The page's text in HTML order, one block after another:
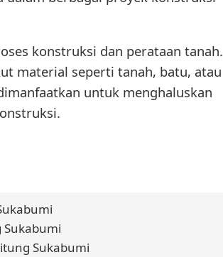
konstruksi dan perataan tanah.
material seperti tanah, batu, atau
untuk menghaluskan
Sukabumi
Sukabumi